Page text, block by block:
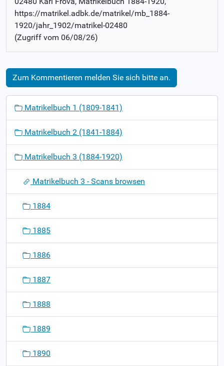
https://matrikel.adbk.de/matrikel/mb_1884-
1920/jahr_1902/matrikel-02480
(Zugriff vom 06/08/26)
Zum Kommentieren melden Sie sich bitte an.
o
Matrikelbuch 1 (1809-1841)
Matrikelbuch 2 (1841-1884)
Matrikelbuch 3 (1884-1920)
Matrikelbuch 3 - Scans browsen
1884
1885
1886
1887
1888
1889
1890